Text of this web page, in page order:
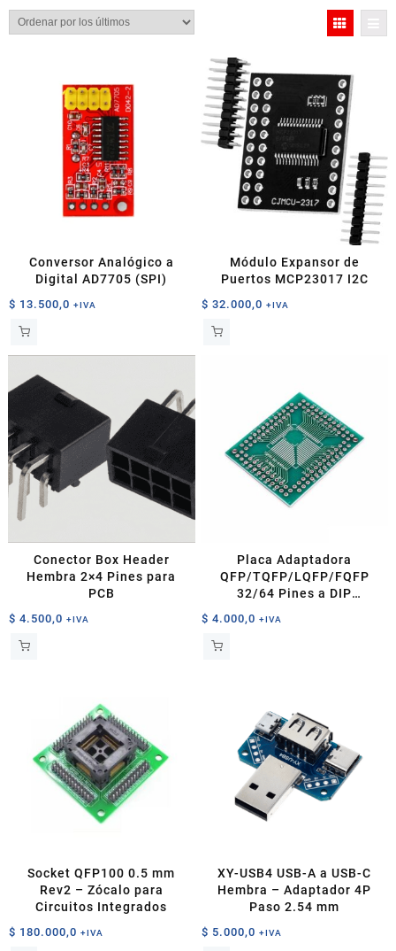
por
Conversor Analógico a
Digital AD7705 (SPI)
$ 13.500,0 +IVA
Módulo Expansor de
Puertos MCP23017 I2C
$ 32.000,0 +IVA
Conector Box Header
Hembra 2×4 Pines para
PCB
$ 4.500,0 +IVA
Placa Adaptadora
QFP/TQFP/LQFP/FQFP
32/64 Pines a DIP
$ 4.000,0 +IVA
Socket QFP100 0.5 mm
Rev2 – Zócalo para
Circuitos Integrados
$ 180.000,0 +IVA
XY-USB4 USB-A a USB-C
Hembra – Adaptador 4P
Paso 2.54 mm
$ 5.000,0 +IVA